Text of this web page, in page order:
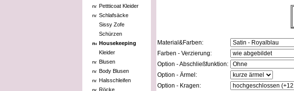
Pettticoat Kleider
Schlafsäcke
Sissy Zofe
Schürzen
Housekeeping
Kleider
Blusen
Body Blusen
Halsschleifen
Röcke
Material&Farben:
Farben - Verzierung:
Option - Abschließfunktion:
Option - Ärmel:
Option - Kragen: